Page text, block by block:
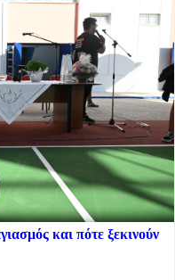
και πότε ξεκινούν